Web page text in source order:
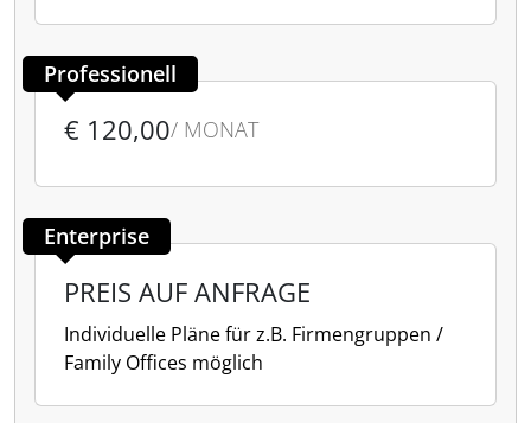
Professionell
€ 120,00/ MONAT
Enterprise
PREIS AUF ANFRAGE
Individuelle Pläne für z.B. Firmengruppen /
Family Offices möglich